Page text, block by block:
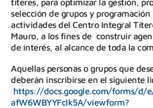
selección de grupos y programación
actividades del Centro Integral
Mauro, a los fines de construir
de interés, al alcance de toda la
Aquellas personas o grupos que
deberán inscribirse en el siguiente
https://docs.google.com/forms/d/e/
afW6WBYYFclk5A/viewform?